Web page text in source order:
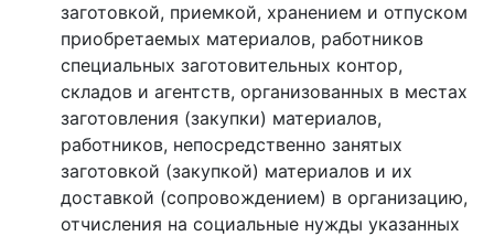
заготовкой, приемкой, хранением и отпуском
приобретаемых материалов, работников
специальных заготовительных контор,
складов и агентств, организованных в местах
заготовления (закупки) материалов,
работников, непосредственно занятых
заготовкой (закупкой) материалов и их
доставкой (сопровождением) в организацию,
отчисления на социальные нужды указанных